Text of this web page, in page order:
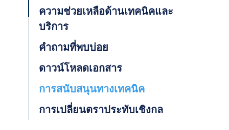
ความช่วยเหลือด้านเทคนิคและ
บริการ
คำถามที่พบบ่อย
ดาวน์โหลดเอกสาร
การสนับสนุนทางเทคนิค
การเปลี่ยนตราประทับเชิงกล